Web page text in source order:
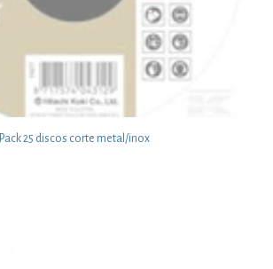
Pack 25 discos corte metal/inox